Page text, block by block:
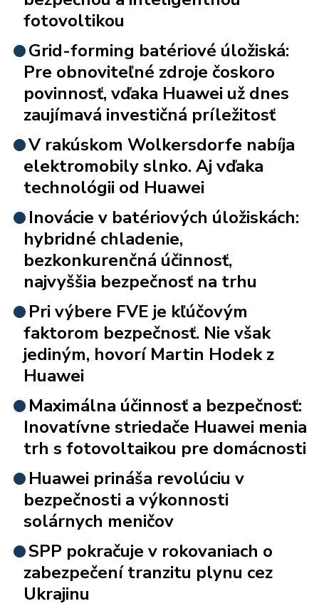
fotovoltikou
Grid-forming batériové úložiská:
Pre obnoviteľné zdroje čoskoro
povinnosť, vďaka Huawei už dnes
zaujímavá investičná príležitosť
V rakúskom Wolkersdorfe nabíja
elektromobily slnko. Aj vďaka
technológii od Huawei
Inovácie v batériových úložiskách:
hybridné chladenie,
bezkonkurenčná účinnosť,
najvyššia bezpečnosť na trhu
Pri výbere FVE je kľúčovým
faktorom bezpečnosť. Nie však
jediným, hovorí Martin Hodek z
Huawei
Maximálna účinnosť a bezpečnosť:
Inovatívne striedače Huawei menia
trh s fotovoltaikou pre domácnosti
Huawei prináša revolúciu v
bezpečnosti a výkonnosti
solárnych meničov
SPP pokračuje v rokovaniach o
zabezpečení tranzitu plynu cez
Ukrajinu